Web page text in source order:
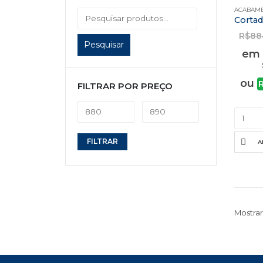
R$
ou
Pesquisar
FILTRAR POR PREÇO
mínimo
máximo
FILTRAR